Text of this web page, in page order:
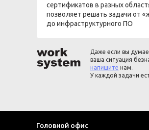
сертификатов в разных
позволяет решать задачи от
до инфраструктурного ПО
Даже если вы
ваша ситуация
напишите нам.
У каждой задачи
Головной офис